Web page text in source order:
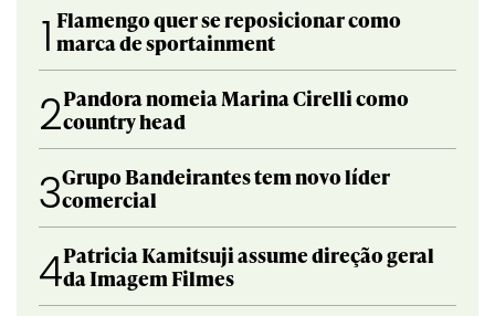
1 Flamengo quer se reposicionar como
marca de sportainment
2Pandora nomeia Marina Cirelli como
country head
3Grupo Bandeirantes tem novo líder
comercial
4Patricia Kamitsuji assume direção geral
da Imagem Filmes